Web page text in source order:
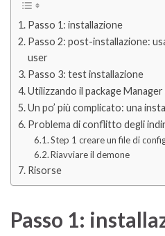
Passo 1: installazione
Passo 2: post-installazione:
user
Passo 3: test installazione
Utilizzando il package
Un po’ più complicato: una
Problema di conflitto degli
Step 1 creare un file di
Riavviare il demone
Risorse
Passo 1: